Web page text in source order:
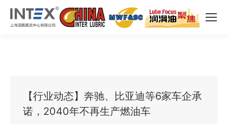
【行业动态】奔驰、比亚迪等6家车企承
诺，2040年不再生产燃油车